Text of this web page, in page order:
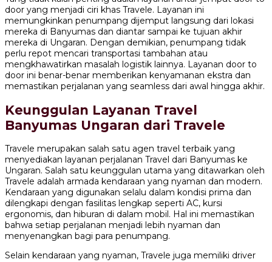
door yang menjadi ciri khas Travele. Layanan ini
memungkinkan penumpang dijemput langsung dari lokasi
mereka di Banyumas dan diantar sampai ke tujuan akhir
mereka di Ungaran. Dengan demikian, penumpang tidak
perlu repot mencari transportasi tambahan atau
mengkhawatirkan masalah logistik lainnya. Layanan door to
door ini benar-benar memberikan kenyamanan ekstra dan
memastikan perjalanan yang seamless dari awal hingga akhir.
Keunggulan Layanan Travel
Banyumas Ungaran dari Travele
Travele merupakan salah satu agen travel terbaik yang
menyediakan layanan perjalanan Travel dari Banyumas ke
Ungaran. Salah satu keunggulan utama yang ditawarkan oleh
Travele adalah armada kendaraan yang nyaman dan modern.
Kendaraan yang digunakan selalu dalam kondisi prima dan
dilengkapi dengan fasilitas lengkap seperti AC, kursi
ergonomis, dan hiburan di dalam mobil. Hal ini memastikan
bahwa setiap perjalanan menjadi lebih nyaman dan
menyenangkan bagi para penumpang.
Selain kendaraan yang nyaman, Travele juga memiliki driver